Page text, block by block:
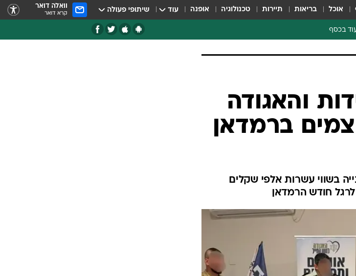
אוכל בריאות תיירות טכנולוגיה אופנה עוד שיתופי פעולה וואלה דואר
קרא דואר
בכסף
ביזנס
והאגודה
ברמדאן
בשווי עשרות אלפי שקלים
חודש הרמדאן